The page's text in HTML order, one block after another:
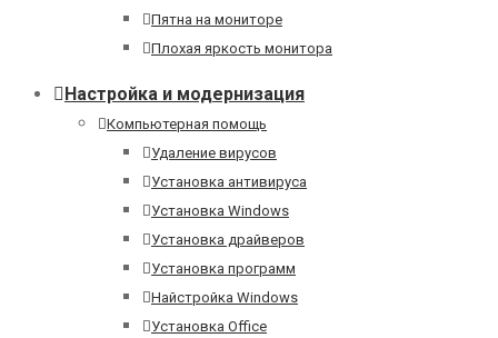
Пятна на мониторе
Плохая яркость монитора
Настройка и модернизация
Компьютерная помощь
Удаление вирусов
Установка антивируса
Установка Windows
Установка драйверов
Установка программ
Найстройка Windows
Установка Office